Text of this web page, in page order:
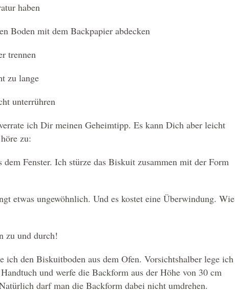
haben
Boden mit dem Backpapier abdecken
trennen
zu lange
unterrühren
ich Dir meinen Geheimtipp. Es kann Dich aber leicht
zu:
Fenster. Ich stürze das Biskuit zusammen mit der Form
etwas ungewöhnlich. Und es kostet eine Überwindung. Wie
zu und durch!
ich den Biskuitboden aus dem Ofen. Vorsichtshalber lege ich
und werfe die Backform aus der Höhe von 30 cm
darf man die Backform dabei nicht umdrehen.